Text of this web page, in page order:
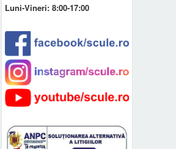
Luni-Vineri: 8:00-17:00